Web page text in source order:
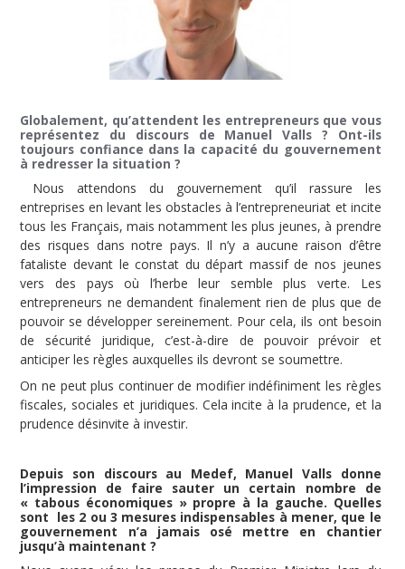
Globalement, qu’attendent les entrepreneurs que vous
représentez du discours de Manuel Valls ? Ont-ils
toujours confiance dans la capacité du gouvernement
à redresser la situation ?
Nous attendons du gouvernement qu’il rassure les
entreprises en levant les obstacles à l’entrepreneuriat et incite
tous les Français, mais notamment les plus jeunes, à prendre
des risques dans notre pays. Il n’y a aucune raison d’être
fataliste devant le constat du départ massif de nos jeunes
vers des pays où l’herbe leur semble plus verte. Les
entrepreneurs ne demandent finalement rien de plus que de
pouvoir se développer sereinement. Pour cela, ils ont besoin
de sécurité juridique, c’est-à-dire de pouvoir prévoir et
anticiper les règles auxquelles ils devront se soumettre.
On ne peut plus continuer de modifier indéfiniment les règles
fiscales, sociales et juridiques. Cela incite à la prudence, et la
prudence désinvite à investir.
Depuis son discours au Medef, Manuel Valls donne
l’impression de faire sauter un certain nombre de
« tabous économiques » propre à la gauche. Quelles
sont les 2 ou 3 mesures indispensables à mener, que le
gouvernement n’a jamais osé mettre en chantier
jusqu’à maintenant ?